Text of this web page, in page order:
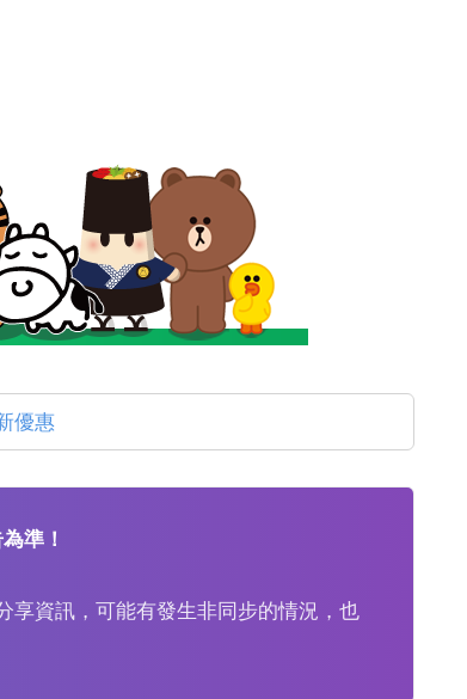
優惠
準！
享資訊，可能有發生非同步的情況，也